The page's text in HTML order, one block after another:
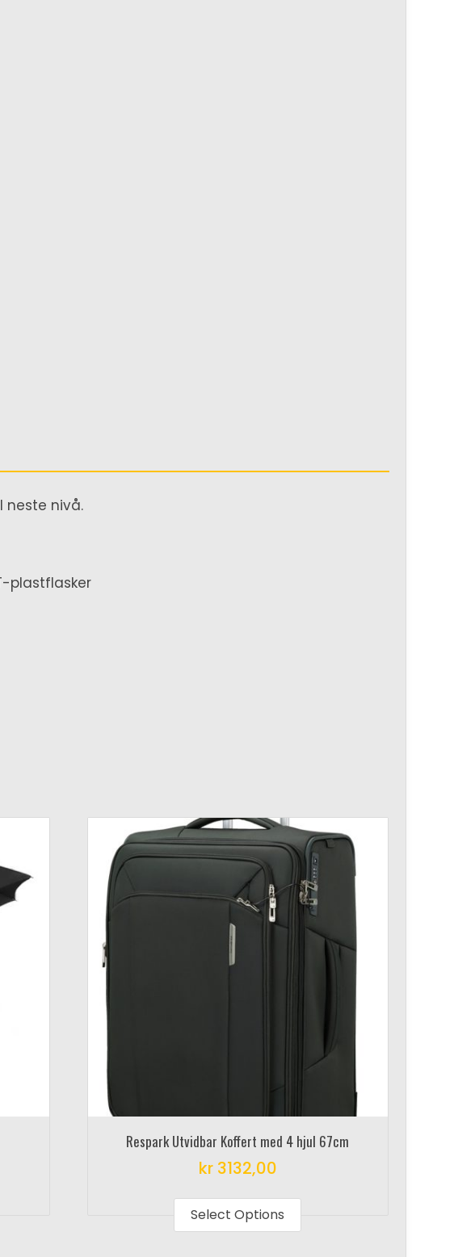
neste nivå.
plastflasker
Respark Utvidbar Koffert med 4 hjul 67cm
kr3132,00
Select Options